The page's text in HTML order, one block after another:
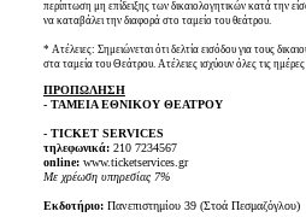
περίπτωση μη επίδειξης των δικαιολογητικών κατά την
να καταβάλει την διαφορά στο ταμείο του θεάτρου.
* Ατέλειες: Σημειώνεται ότι δελτία εισόδου για τους
στα ταμεία του Θεάτρου. Ατέλειες ισχύουν όλες τις
ΠΡΟΠΩΛΗΣΗ
- ΤΑΜΕΙΑ ΕΘΝΙΚΟΥ ΘΕΑΤΡΟΥ
- TICKET SERVICES
τηλεφωνικά:210 7234567
online:www.ticketservices.gr
Με χρέωση υπηρεσίας 7%
Εκδοτήριο:Πανεπιστημίου 39 (Στοά Πεσμαζόγλου)